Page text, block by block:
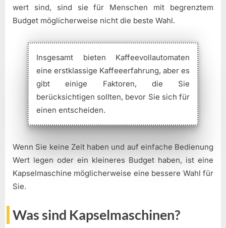
wert sind, sind sie für Menschen mit begrenztem
Budget möglicherweise nicht die beste Wahl.
Insgesamt bieten Kaffeevollautomaten
eine erstklassige Kaffeeerfahrung, aber es
gibt einige Faktoren, die Sie
berücksichtigen sollten, bevor Sie sich für
einen entscheiden.
Wenn Sie keine Zeit haben und auf einfache Bedienung
Wert legen oder ein kleineres Budget haben, ist eine
Kapselmaschine möglicherweise eine bessere Wahl für
Sie.
Was sind Kapselmaschinen?